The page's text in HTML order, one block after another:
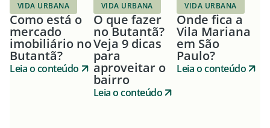
VIDA URBANA
Como está o
mercado
imobiliário no
Butantã?
Leia o conteúdo
VIDA URBANA
O que fazer
no Butantã?
Veja 9 dicas
para
aproveitar o
bairro
Leia o conteúdo
VIDA URBANA
Onde fica a
Vila Mariana
em São
Paulo?
Leia o conteúdo